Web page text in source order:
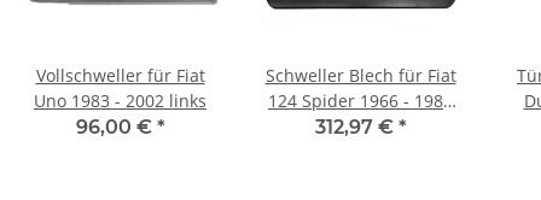
Vollschweller für Fiat
Uno 1983 - 2002 links
96,00 € *
Schweller Blech für Fiat
124 Spider 1966 - 1985
rechts
312,97 € *